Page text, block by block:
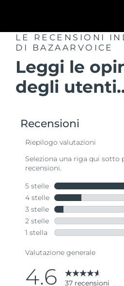
LE RECENSIONI
DI BAZAARVOICE
Leggi le
degli